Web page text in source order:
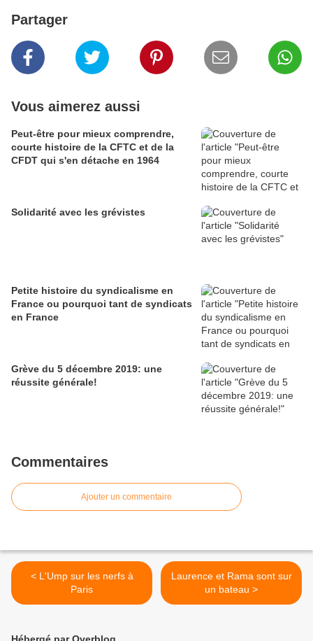
Partager
Vous aimerez aussi
Peut-être pour mieux comprendre,
courte histoire de la CFTC et de la
CFDT qui s'en détache en 1964
Solidarité avec les grévistes
Petite histoire du syndicalisme en
France ou pourquoi tant de syndicats
en France
Grève du 5 décembre 2019: une
réussite générale!
Commentaires
Ajouter un commentaire
< L'Ump sur les nerfs à
Paris
Laurence et Rama sont sur
un bateau >